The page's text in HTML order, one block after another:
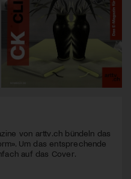
von arttv.ch bündeln das
Um das entsprechende
auf das Cover.